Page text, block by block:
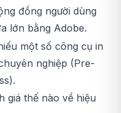
đồng người dùng
lớn bằng Adobe.
một số công cụ in
nghiệp (Pre-
giá thế nào về hiệu